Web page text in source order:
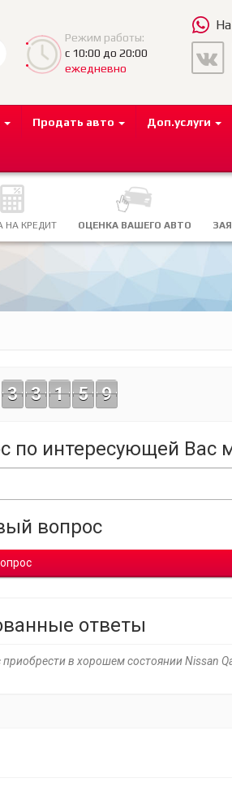
Режим работы:
с 10:00 до 20:00
ежедневно
Продать авто Доп.услуги
НА КРЕДИТ ОЦЕНКА ВАШЕГО АВТО
3 3 1 5 9
по интересующей Вас
вопрос
ответы
в хорошем состоянии Nissan